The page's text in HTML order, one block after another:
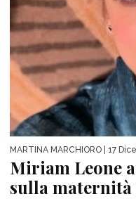
MARTINA MARCHIORO | 17
Miriam Leone
sulla maternità